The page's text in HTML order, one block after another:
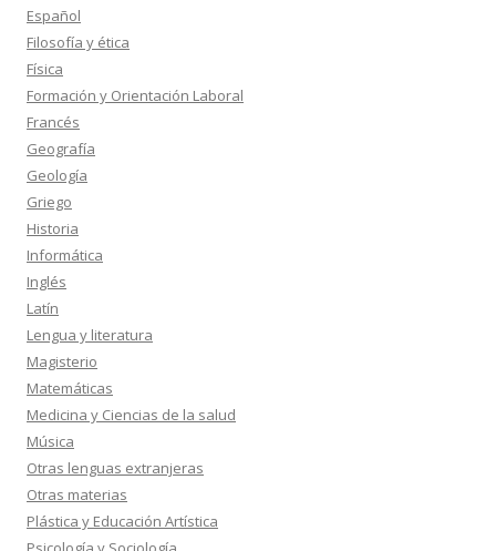
Español
Filosofía y ética
Física
Formación y Orientación Laboral
Francés
Geografía
Geología
Griego
Historia
Informática
Inglés
Latín
Lengua y literatura
Magisterio
Matemáticas
Medicina y Ciencias de la salud
Música
Otras lenguas extranjeras
Otras materias
Plástica y Educación Artística